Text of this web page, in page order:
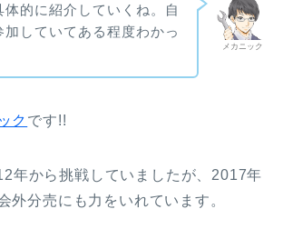
メカニック
体的に紹介していくね。自
していてある程度わかっ
ク です!!
年から挑戦していましたが、2017年
外分売にも力をいれています。